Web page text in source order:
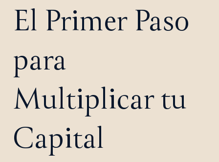
El Primer Paso
para
Multiplicar tu
Capital